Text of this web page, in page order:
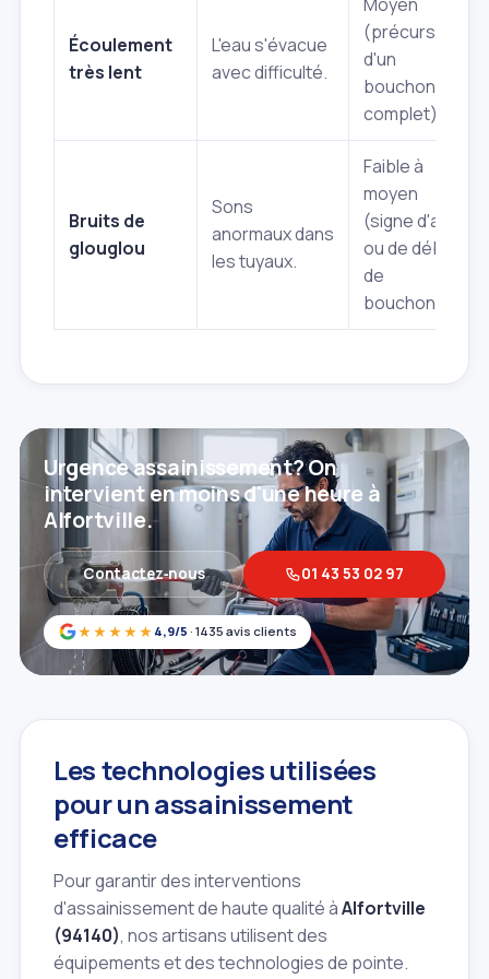
Écoulement
très lent
L'eau s'évacue
avec difficulté.
(précurseur
d'un
bouchon
complet)
Bruits de
glouglou
Sons
anormaux dans
les tuyaux.
Faible à
moyen
(signe d'air
ou de début
de
bouchon)
★★★★★ 4,9/5 · 1435 avis clients
Urgence assainissement? On
intervient en moins d'une heure à
Alfortville.
Contactez‑nous 01 43 53 02 97
Les technologies utilisées
pour un assainissement
efficace
Pour garantir des interventions
d'assainissement de haute qualité àAlfortville
(94140), nos artisans utilisent des
équipements et des technologies de pointe.